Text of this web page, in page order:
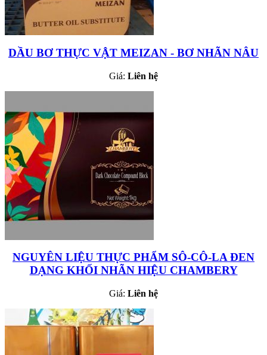
DẦU BƠ THỰC VẬT MEIZAN - BƠ NHÃN NÂU
Giá: Liên hệ
NGUYÊN LIỆU THỰC PHẨM SÔ-CÔ-LA ĐEN
DẠNG KHỐI NHÃN HIỆU CHAMBERY
Giá: Liên hệ